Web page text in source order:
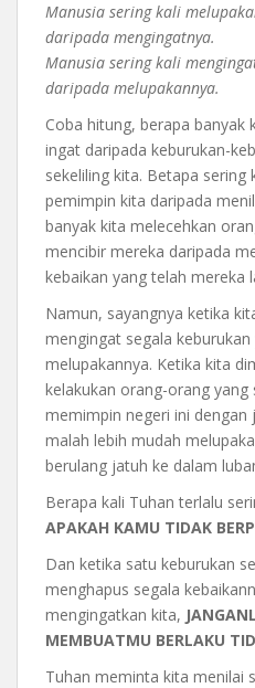
Manusia sering kali
daripada mengingatnya.
Manusia sering kali
daripada melupakannya.
Coba hitung, berapa banyak
ingat daripada keburukan-
sekeliling kita. Betapa
pemimpin kita daripada
banyak kita melecehkan
mencibir mereka daripada
kebaikan yang telah mereka
Namun, sayangnya ketika
mengingat segala
melupakannya. Ketika kita
kelakukan orang-orang yang
memimpin negeri ini dengan
malah lebih mudah
berulang jatuh ke dalam
Berapa kali Tuhan terlalu
APAKAH KAMU TIDAK
Dan ketika satu keburukan
menghapus segala
mengingatkan kita,
MEMBUATMU BERLAKU
Tuhan meminta kita menilai